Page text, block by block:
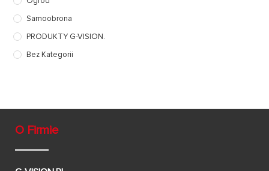
Samoobrona
PRODUKTY G-VISION.
Bez Kategorii
O Firmie